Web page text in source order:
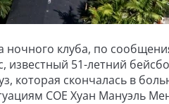
клуба, по
известный 51-летний
которая скончалась в
COE Хуан Мануэль